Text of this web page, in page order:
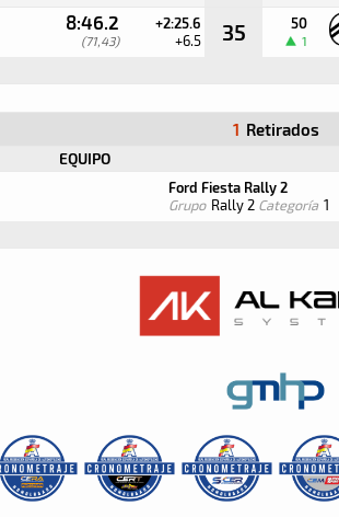
8:46.2
(71,43)
+2:25.6
+6.5 35 50
1
1 Retirados
EQUIPO
Ford Fiesta Rally 2
Grupo Rally 2 Categoría 1